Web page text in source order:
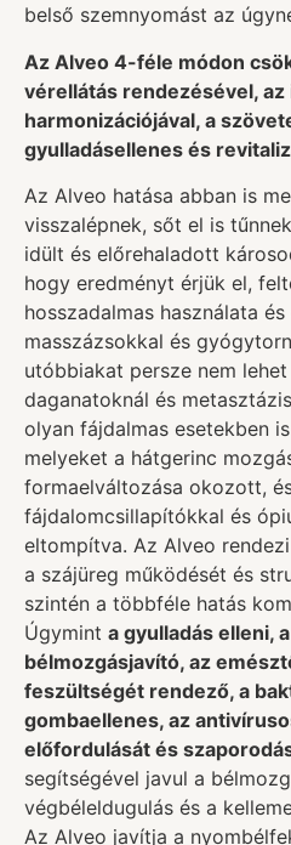
belső szemnyomást az
Az Alveo 4-féle módon
vérellátás rendezésével,
harmonizációjával, a
gyulladásellenes és
Az Alveo hatása abban is
visszalépnek, sőt el is
idült és előrehaladott
hogy eredményt érjük el,
hosszadalmas használata
masszázsokkal és
utóbbiakat persze nem
daganatoknál és
olyan fájdalmas esetekben
melyeket a hátgerinc
formaelváltozása okozott,
fájdalomcsillapítókkal és
eltompítva. Az Alveo
a szájüreg működését és
szintén a többféle hatás
Úgymint a gyulladás elleni,
bélmozgásjavító, az
feszültségét rendező, a
gombaellenes, az
előfordulását és
segítségével javul a
végbéleldugulás és a
Az Alveo javítja a